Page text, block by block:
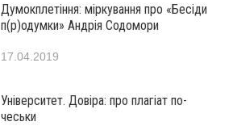
Думокплетіння: міркування про «Бесіди
п(р)одумки» Андрія Содомори
17.04.2019
Університет. Довіра: про плагіат по-
чеськи